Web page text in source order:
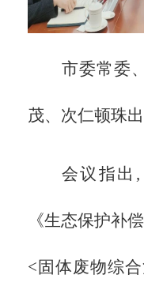
市委常委
茂、次仁顿珠出
会议指出,
《生态保护补
<固体废物综